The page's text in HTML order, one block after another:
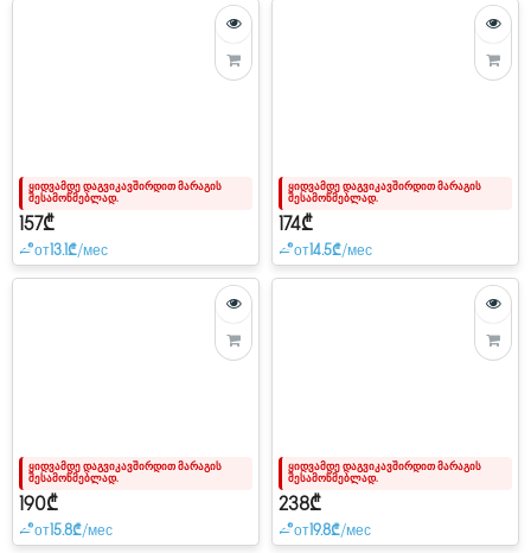
ყიდვამდე დაგვიკავშირდით მარაგის
შესამოწმებლად.
157₾
от13.1₾/мес
ყიდვამდე დაგვიკავშირდით მარაგის
შესამოწმებლად.
174₾
от14.5₾/мес
ყიდვამდე დაგვიკავშირდით მარაგის
შესამოწმებლად.
190₾
от15.8₾/мес
ყიდვამდე დაგვიკავშირდით მარაგის
შესამოწმებლად.
238₾
от19.8₾/мес